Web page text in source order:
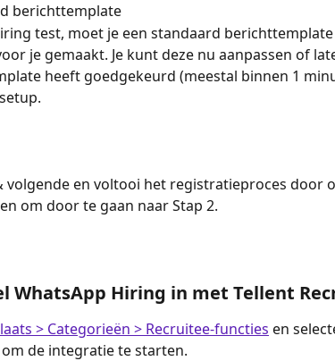
berichttemplate
test, moet je een standaard
je gemaakt. Je kunt deze nu aanpassen of
heeft goedgekeurd (meestal binnen 1
volgende en voltooi het registratieproces door
om door te gaan naar Stap 2.
WhatsApp Hiring in met Tellent
> Categorieën > Recruitee-functies en
om de integratie te starten.